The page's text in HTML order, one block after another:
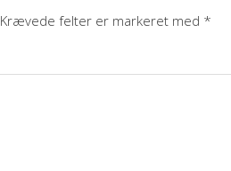
Krævede felter er markeret med *